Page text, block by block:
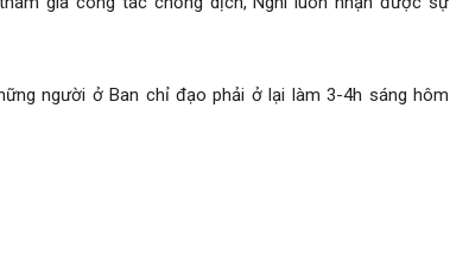
người ở Ban chỉ đạo phải ở lại làm 3-4h sáng hôm